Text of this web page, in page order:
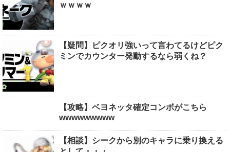
ｗｗｗｗ
【疑問】ピクオリ強いって言わてるけどピク
ミンでカウンター発動するなら弱くね？
【攻略】ベヨネッタ確定コンボがこちら
wwwwwwwww
【相談】シークから別のキャラに乗り換える